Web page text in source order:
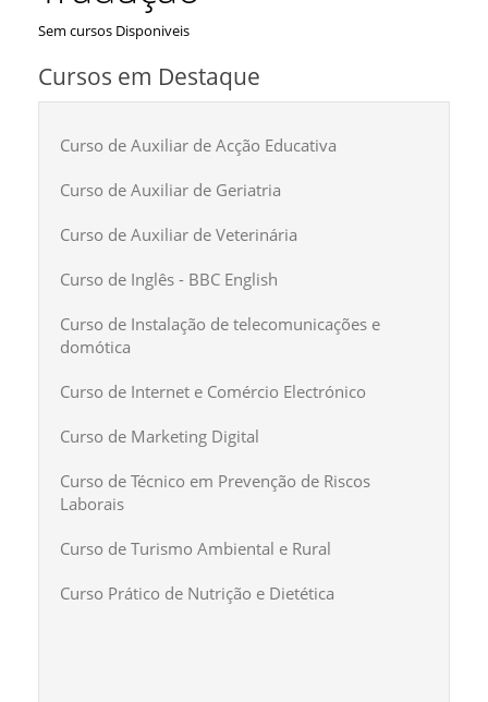
Sem cursos Disponiveis
Cursos em Destaque
Curso de Auxiliar de Acção Educativa
Curso de Auxiliar de Geriatria
Curso de Auxiliar de Veterinária
Curso de Inglês - BBC English
Curso de Instalação de telecomunicações e
domótica
Curso de Internet e Comércio Electrónico
Curso de Marketing Digital
Curso de Técnico em Prevenção de Riscos
Laborais
Curso de Turismo Ambiental e Rural
Curso Prático de Nutrição e Dietética